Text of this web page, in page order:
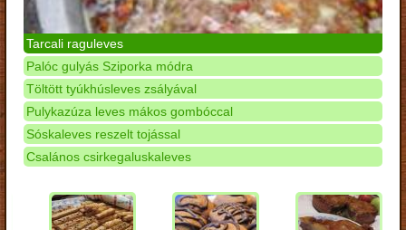
Tarcali raguleves
Palóc gulyás Sziporka módra
Töltött tyúkhúsleves zsályával
Pulykazúza leves mákos gombóccal
Sóskaleves reszelt tojással
Csalános csirkegaluskaleves